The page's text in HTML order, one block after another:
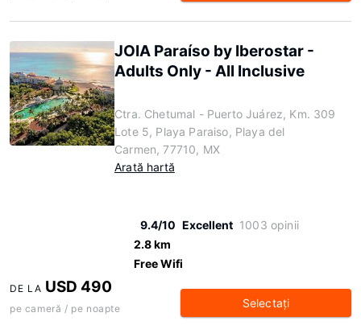
JOIA Paraíso by Iberostar -
Adults Only - All Inclusive
Ctra. Chetumal - Puerto Juárez, Km. 309
Lote 5, Playa Paraiso, Playa del
Carmen, 77710, MX
Arată hartă
9.4/10 Excellent 1003 opinii
2.8 km
Free Wifi
DE LA USD 490
pe cameră / pe noapte Selectaţi